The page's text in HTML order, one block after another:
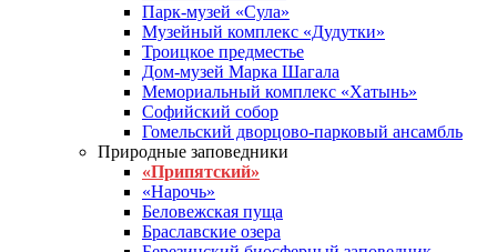
Парк-музей «Сула»
Музейный комплекс «Дудутки»
Троицкое предместье
Дом-музей Марка Шагала
Мемориальный комплекс «Хатынь»
Софийский собор
Гомельский дворцово-парковый ансамбль
Природные заповедники
«Припятский»
«Нарочь»
Беловежская пуща
Браславские озера